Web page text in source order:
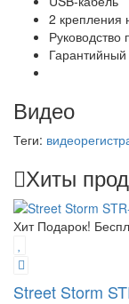
2 крепления
Руководство
Гарантийный
Видео
Теги:
Хиты
Хит Подарок!
Street Storm